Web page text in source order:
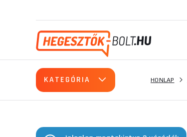
KATEGÓRIA HONLAP